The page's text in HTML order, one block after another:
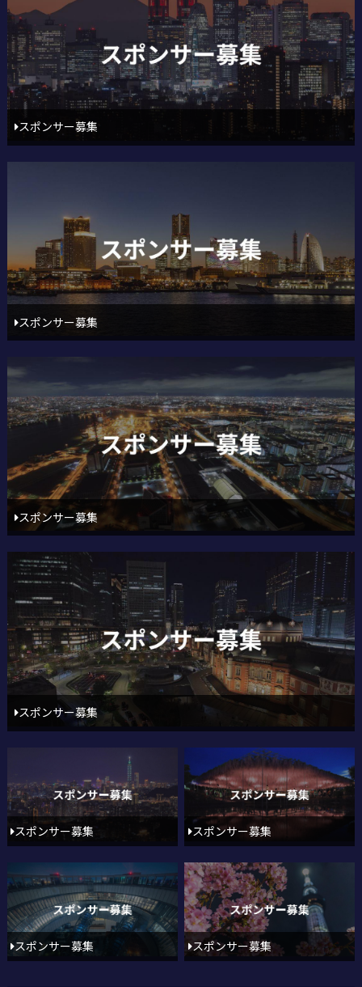
スポンサー募集
スポンサー募集
スポンサー募集
スポンサー募集
スポンサー募集 スポンサー募集
スポンサー募集 スポンサー募集